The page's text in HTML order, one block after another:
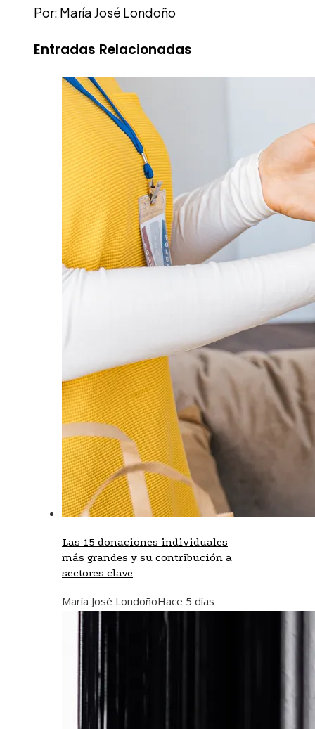
Por: María José Londoño
Entradas Relacionadas
Las 15 donaciones individuales
más grandes y su contribución a
sectores clave
María José LondoñoHace 5 días